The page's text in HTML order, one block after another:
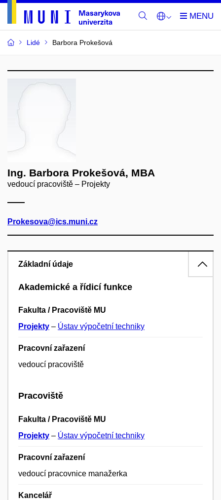
Lidé Barbora Prokešová
Ing. Barbora Prokešová, MBA
vedoucí pracoviště – Projekty
Prokesova@ics.muni.cz
Základní údaje
Akademické a řídicí funkce
Fakulta / Pracoviště MU
Projekty – Ústav výpočetní techniky
Pracovní zařazení
vedoucí pracoviště
Pracoviště
Fakulta / Pracoviště MU
Projekty – Ústav výpočetní techniky
Pracovní zařazení
vedoucí pracovnice manažerka
Kancelář